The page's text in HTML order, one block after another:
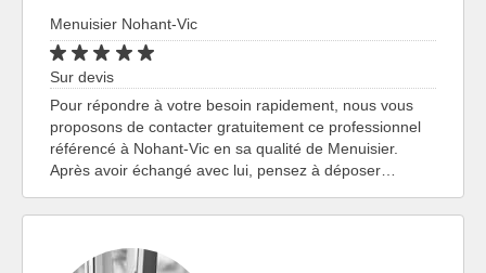
Menuisier Nohant-Vic
Sur devis
Pour répondre à votre besoin rapidement, nous vous
proposons de contacter gratuitement ce professionnel
référencé à Nohant-Vic en sa qualité de Menuisier.
Après avoir échangé avec lui, pensez à déposer…